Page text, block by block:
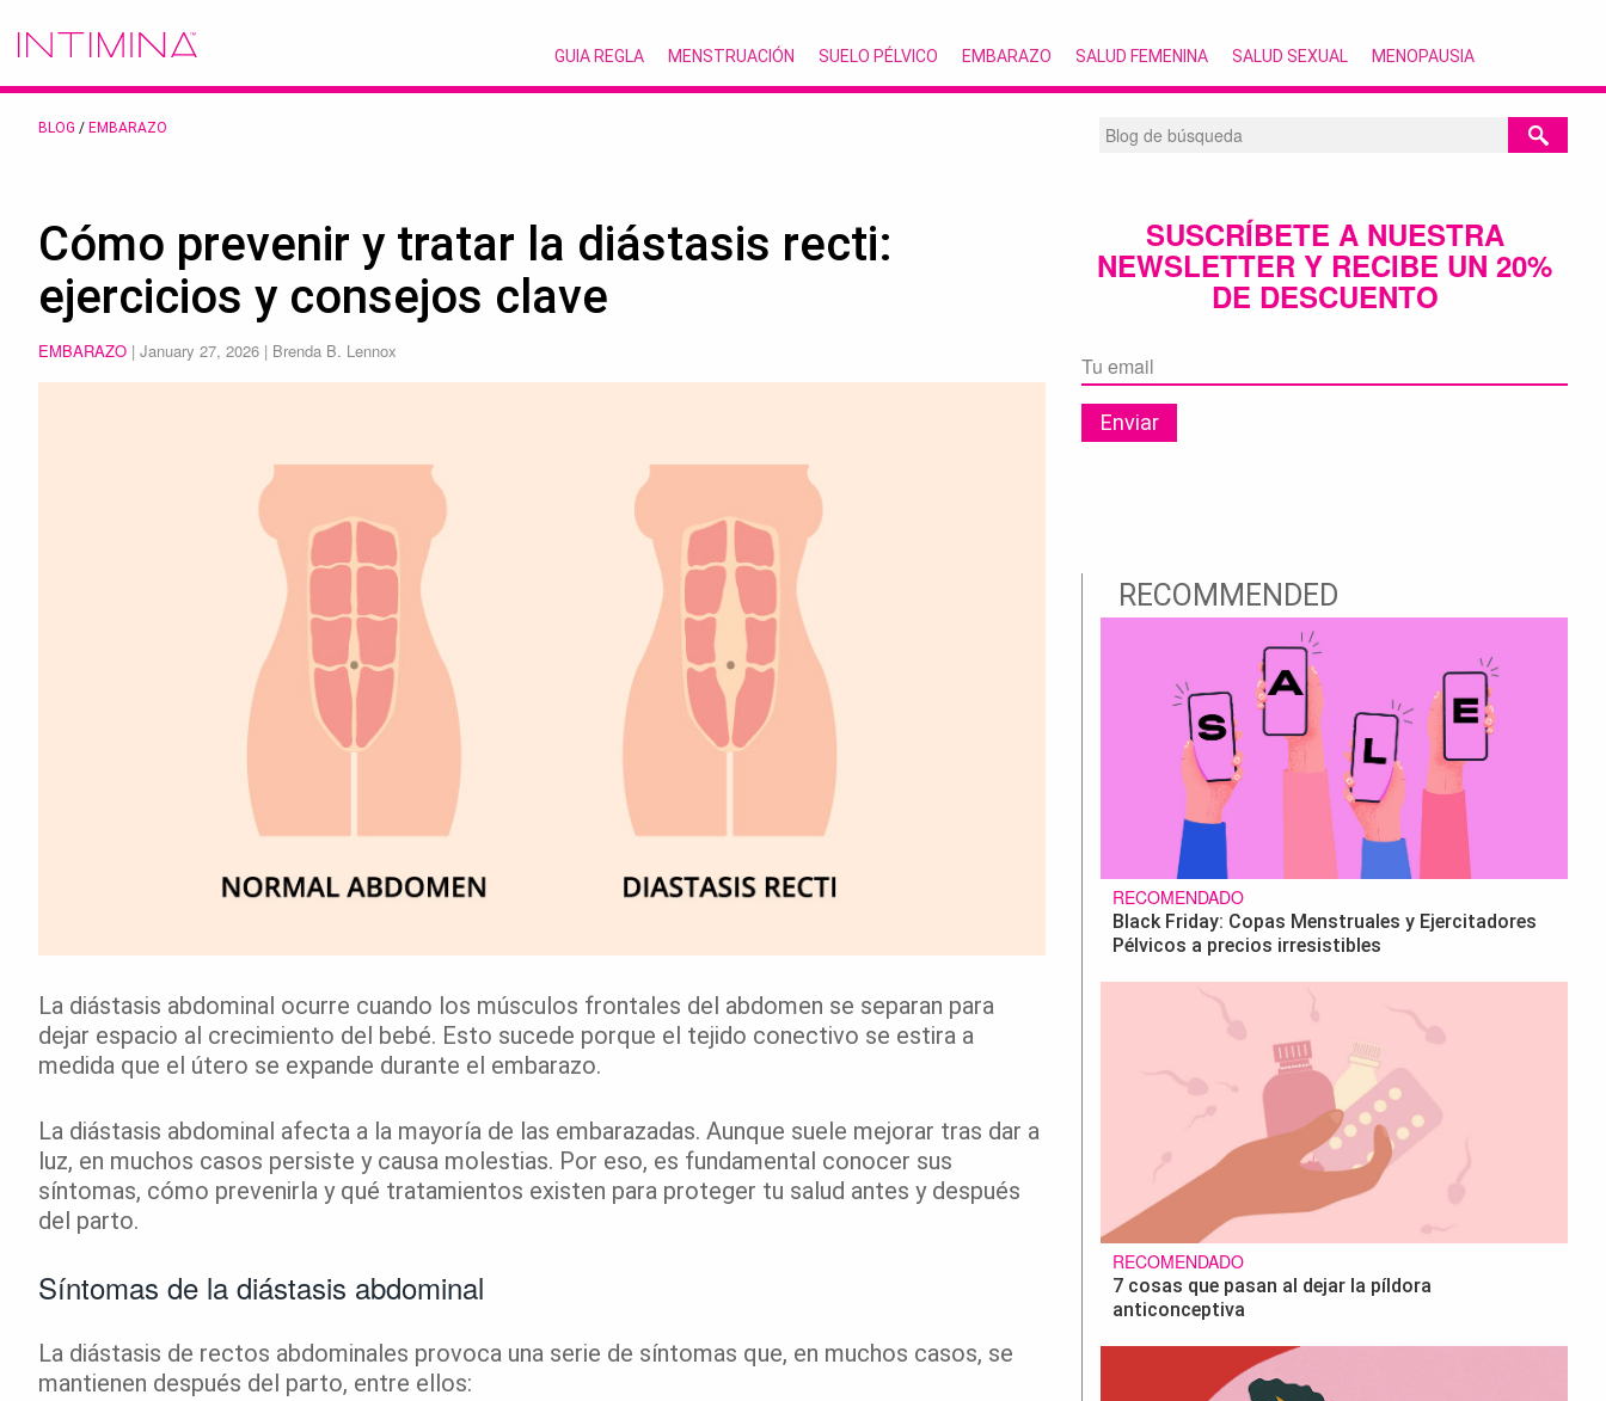
GUIA REGLA MENSTRUACIÓN SUELO PÉLVICO EMBARAZO SALUD FEMENINA SALUD SEXUAL MENOPAUSIA
BLOG / EMBARAZO
Cómo prevenir y tratar la diástasis recti:
ejercicios y consejos clave
EMBARAZO | January 27, 2026 | Brenda B. Lennox
La diástasis abdominal ocurre cuando los músculos frontales del abdomen se separan para
dejar espacio al crecimiento del bebé. Esto sucede porque el tejido conectivo se estira a
medida que el útero se expande durante el embarazo.
La diástasis abdominal afecta a la mayoría de las embarazadas. Aunque suele mejorar tras dar a
luz, en muchos casos persiste y causa molestias. Por eso, es fundamental conocer sus
síntomas, cómo prevenirla y qué tratamientos existen para proteger tu salud antes y después
del parto.
Síntomas de la diástasis abdominal
La diástasis de rectos abdominales provoca una serie de síntomas que, en muchos casos, se
mantienen después del parto, entre ellos:
SUSCRÍBETE A NUESTRA
NEWSLETTER Y RECIBE UN 20%
DE DESCUENTO
RECOMMENDED
RECOMENDADO
Black Friday: Copas Menstruales y Ejercitadores
Pélvicos a precios irresistibles
RECOMENDADO
7 cosas que pasan al dejar la píldora
anticonceptiva